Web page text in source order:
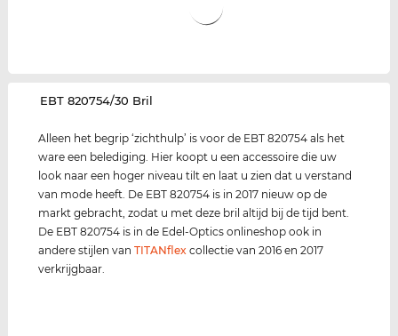
‌EBT 820754/30 Bril
Alleen het begrip ‘zichthulp’ is voor de EBT 820754 als het
ware een belediging. Hier koopt u een accessoire die uw
look naar een hoger niveau tilt en laat u zien dat u verstand
van mode heeft. De EBT 820754 is in 2017 nieuw op de
markt gebracht, zodat u met deze bril altijd bij de tijd bent.
De EBT 820754 is in de Edel-Optics onlineshop ook in
andere stijlen vanTITANflex collectie van 2016 en 2017
verkrijgbaar.